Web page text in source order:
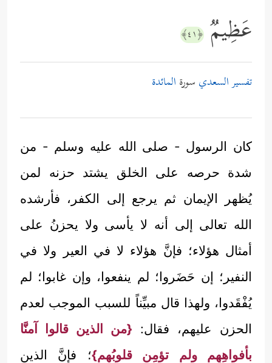
عَظِیمࣱ ﴿٤١﴾
تفسير السعدي سورة المائدة
كان الرسول - صلى الله عليه وسلم - من
شدة حرصه على الخلق يشتد حزنه لمن
يُظهر الإيمان ثم يرجع إلى الكفر، فأرشده
الله تعالى إلى أنه لا يأسى ولا يحزنُ على
أمثال هؤلاء؛ فإنَّ هؤلاء لا في العير ولا في
النفير؛ إن حَضَروا؛ لم ينفعوا، وإن غابوا؛ لم
يُفْقَدوا، ولهذا قال مبيِّناً للسبب الموجب لعدم
الحزن عليهم، فقال: {من الذين قالوا آمنَّا
بأفواهِهِم ولم تؤمِن قلوبُهم}؛ فإنَّ الذين